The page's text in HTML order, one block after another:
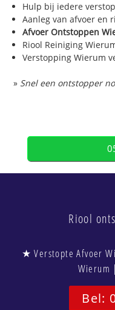
Hulp bij iedere
Aanleg van afvoer en
Afvoer Ontstoppen
Riool Reiniging
Verstopping Wierum
» Snel een ontstopper
Riool
★ Verstopte Afvoer
Bel: